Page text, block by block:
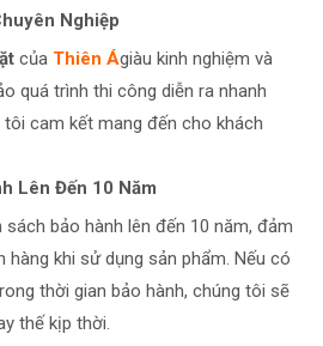
Nghiệp
của Thiên Ágiàu kinh nghiệm và
quá trình thi công diễn ra nhanh
cam kết mang đến cho khách
Lên Đến 10 Năm
sách bảo hành lên đến 10 năm, đảm
khi sử dụng sản phẩm. Nếu có
thời gian bảo hành, chúng tôi sẽ
thế kịp thời.